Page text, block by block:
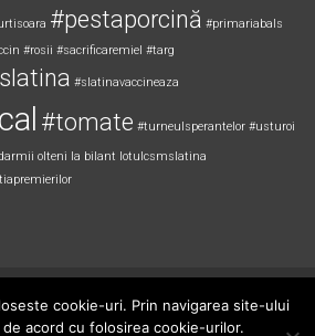
#pestaporcină #primariabals
#rosii #sacrificaremiel #targ
#slatinavaccineaza
#tomate #turneulsperantelor #usturoi
olteni la bilant lotulcsmslatina
Powered byWordPress.
cookie-uri. Prin navigarea site-ului
acord cu folosirea cookie-urilor.